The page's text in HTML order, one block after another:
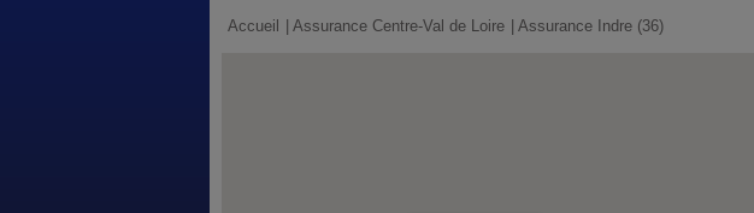
Accueil Assurance Centre-Val de Loire Assurance Indre (36)